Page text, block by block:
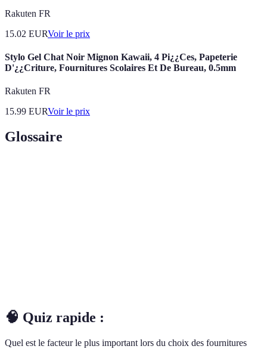
Rakuten FR
15.02 EURVoir le prix
Stylo Gel Chat Noir Mignon Kawaii, 4 Pi¿¿Ces, Papeterie
D'¿¿Criture, Fournitures Scolaires Et De Bureau, 0.5mm
Rakuten FR
15.99 EURVoir le prix
Glossaire
🧠 Quiz rapide :
Quel est le facteur le plus important lors du choix des fournitures